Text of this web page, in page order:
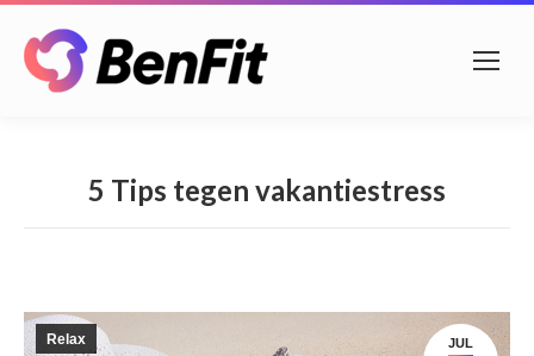
5 Tips tegen vakantiestress
JUL
Relax